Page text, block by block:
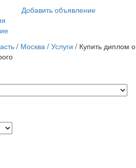
Добавить объявление
/ Москва / Услуги / Купить диплом о